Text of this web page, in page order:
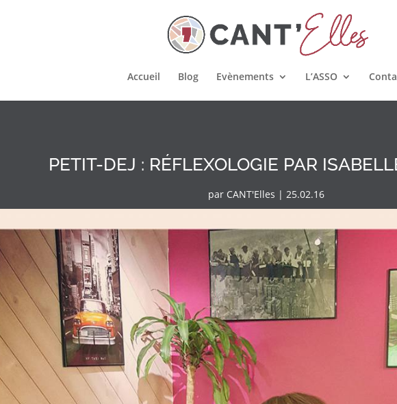
Accueil Blog Evènements L’ASSO
PETIT-DEJ : RÉFLEXOLOGIE PAR
par CANT'Elles | 25.02.16